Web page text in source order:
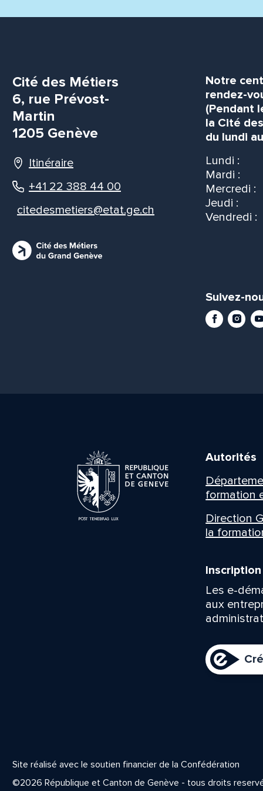
Cité des Métiers
6, rue Prévost-
Martin
1205 Genève
Itinéraire
+41 22 388 44 00
citedesmetiers@etat.ge.ch
Notre
rendez-
(Pendant
la Cité
du lundi
Lundi :
Mardi :
Mercredi :
Jeudi :
Vendredi :
Suivez-
Facebook
Autorités
formation
Direction
la
Les e-
aux
Site réalisé avec le soutien financier de la Confédération
©2026 République et Canton de Genève - tous droits